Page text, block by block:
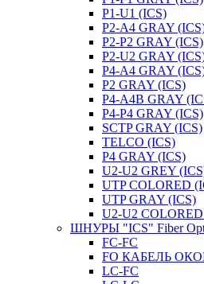
P1-U1 (ICS)
P2-A4 GRAY
P2-P2 GRAY (ICS)
P2-U2 GRAY
P4-A4 GRAY
P2 GRAY (ICS)
P4-A4B GRAY
P4-P4 GRAY (ICS)
SCTP GRAY (ICS)
TELCO (ICS)
P4 GRAY (ICS)
U2-U2 GREY
UTP COLORED
UTP GRAY (ICS)
U2-U2
ШНУРЫ "ICS" Fiber
FC-FC
FO КАБЕЛЬ
LC-FC